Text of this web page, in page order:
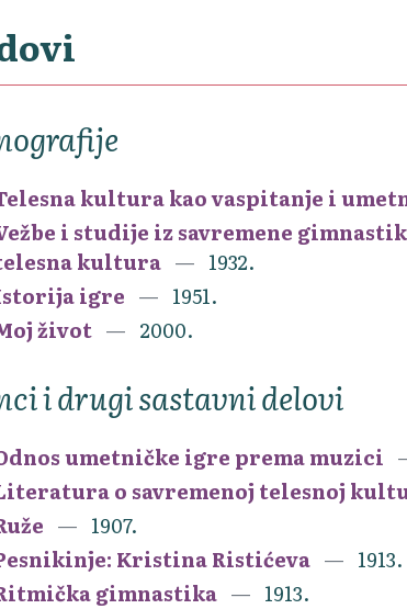
kultura kao vaspitanje i
i studije iz savremene
kultura
1932.
igre
1951.
život
2000.
i drugi sastavni delovi
umetničke igre prema muzici
o savremenoj telesnoj
1907.
Kristina Ristićeva
1913.
gimnastika
1913.